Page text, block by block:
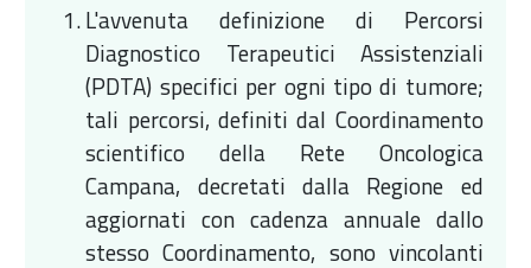
L'avvenuta definizione di Percorsi
Diagnostico Terapeutici Assistenziali
(PDTA) specifici per ogni tipo di tumore;
tali percorsi, definiti dal Coordinamento
scientifico della Rete Oncologica
Campana, decretati dalla Regione ed
aggiornati con cadenza annuale dallo
stesso Coordinamento, sono vincolanti